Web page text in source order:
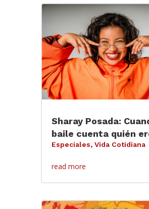
Sharay Posada:
baile cuenta quién
Especiales, Vida Cotidiana
read more